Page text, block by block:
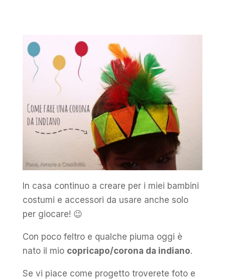
In casa continuo a creare per i miei bambini
costumi e accessori da usare anche solo
per giocare! 😉
Con poco feltro e qualche piuma oggi è
nato il mio copricapo/corona da indiano.
Se vi piace come progetto troverete foto e